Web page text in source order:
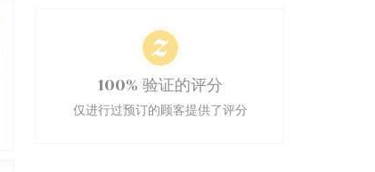
100% 验证的评分
仅进行过预订的顾客提供了评分